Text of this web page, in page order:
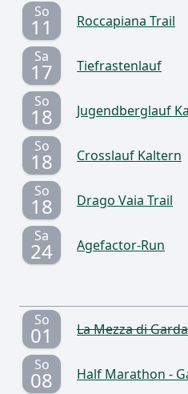
So
11
Roccapiana Trail
Sa
17
Tiefrastenlauf
So
18
Jugendberglauf
So
18
Crosslauf Kaltern
So
18
Drago Vaia Trail
Sa
24 Agefactor-Run
So
01
La Mezza di
So
08
Half Marathon -